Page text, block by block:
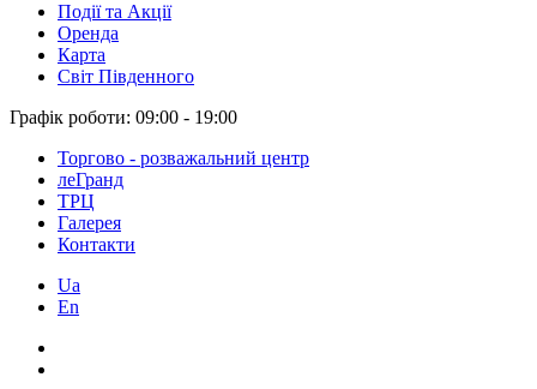
Події та Акції
Оренда
Карта
Світ Південного
Графік роботи: 09:00 - 19:00
Торгово - розважальний центр
леГранд
ТРЦ
Галерея
Контакти
Ua
En